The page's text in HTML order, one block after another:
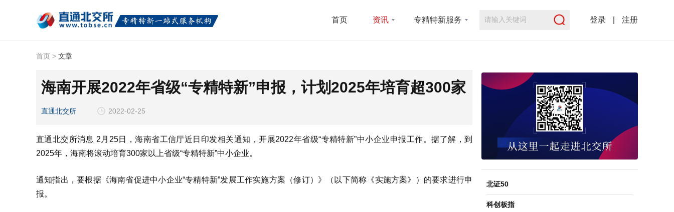
首页 资讯 专精特新服务 登录 注册
首页 > 文章
海南开展2022年省级“专精特新”申报，计划2025年培育超300家
直通北交所 2022-02-25
直通北交所消息 2月25日，海南省工信厅近日印发相关通知，开展2022年省级“专精特新”中小企业申报工作。据了解，到
2025年，海南将滚动培育300家以上省级“专精特新”中小企业。
通知指出，要根据《海南省促进中小企业“专精特新”发展工作实施方案（修订）》（以下简称《实施方案》）的要求进行申
报。
北证50
科创板指